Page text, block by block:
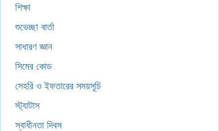
শিক্ষা
শুভেচ্ছা বার্তা
সাধারণ জ্ঞান
সিমের কোড
সেহরি ও ইফতারের সময়সূচি
স্ট্যাটাস
স্বাধীনতা দিবস